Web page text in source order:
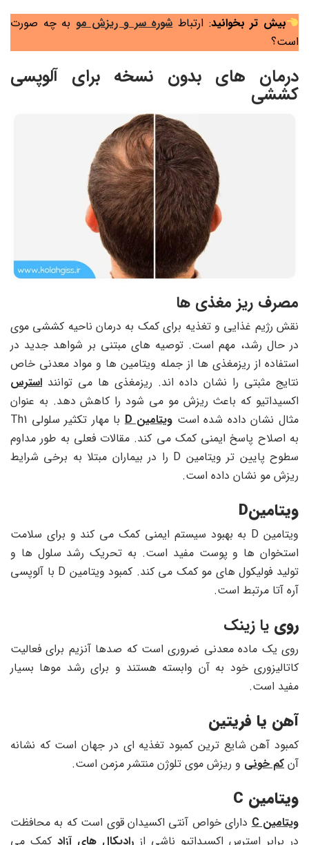
بیش تر بخوانید: ارتباطشوره سر و ریزش موبه چه صورت
است؟
درمان های بدون نسخه برای آلوپسی
کششی
مصرف ریز مغذی ها
نقش رژیم غذایی و تغذیه برای کمک به درمان ناحیه کششی موی
در حال رشد، مهم است. توصیه های مبتنی بر شواهد جدید در
استفاده از ریزمغذی ها از جمله ویتامین ها و مواد معدنی خاص
نتایج مثبتی را نشان داده اند. ریزمغذی ها می توانند استرس
اکسیداتیو که باعث ریزش مو می شود را کاهش دهد. به عنوان
مثال نشان داده شده است ویتامین D
با مهار تکثیر سلولی Th1
به اصلاح پاسخ ایمنی کمک می کند. مقالات فعلی به طور مداوم
سطوح پایین تر ویتامین D را در بیماران مبتلا به برخی شرایط
ریزش مو نشان داده است.
ویتامینD
ویتامین D به بهبود سیستم ایمنی کمک می کند و برای سلامت
استخوان ها و پوست مفید است. به تحریک رشد سلول ها و
تولید فولیکول های مو کمک می کند. کمبود ویتامین D با آلوپسی
آره آتا مرتبط است.
روی یا زینک
روی یک ماده معدنی ضروری است که صدها آنزیم برای فعالیت
کاتالیزوری خود به آن وابسته هستند و برای رشد موها بسیار
مفید است.
آهن یا فریتین
کمبود آهن شایع ترین کمبود تغذیه ای در جهان است که نشانه
آن کم خونی و ریزش موی تلوژن منتشر مزمن است.
ویتامین C
ویتامین C دارای خواص آنتی اکسیدان قوی است که به محافظت
در برابر استرس اکسیداتیو ناشی از رادیکال های آزاد کمک می